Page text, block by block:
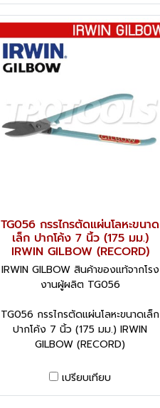
TG056 กรรไกรตัดแผ่นโลหะขนาด
เล็ก ปากโค้ง 7 นิ้ว (175 มม.)
IRWIN GILBOW (RECORD)
IRWIN GILBOW สินค้าของแท้จากโรง
งานผู้ผลิต TG056
TG056 กรรไกรตัดแผ่นโลหะขนาดเล็ก
ปากโค้ง 7 นิ้ว (175 มม.) IRWIN
GILBOW (RECORD)
เปรียบเทียบ